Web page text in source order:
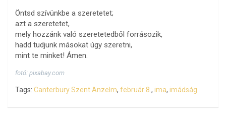
Öntsd szívünkbe a szeretetet;
azt a szeretetet,
mely hozzánk való szeretetedből forrásozik,
hadd tudjunk másokat úgy szeretni,
mint te minket! Ámen.
fotó: pixabay.com
Tags: Canterbury Szent Anzelm, február 8. , ima, imádság